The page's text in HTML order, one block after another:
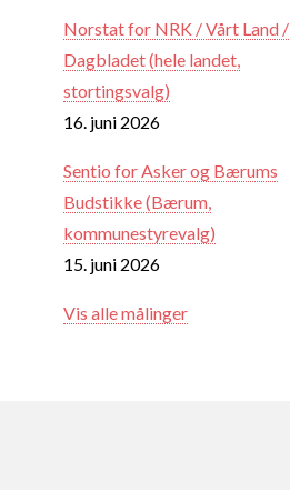
Norstat for NRK / Vårt Land /
Dagbladet (hele landet,
stortingsvalg)
16. juni 2026
Sentio for Asker og Bærums
Budstikke (Bærum,
kommunestyrevalg)
15. juni 2026
Vis alle målinger